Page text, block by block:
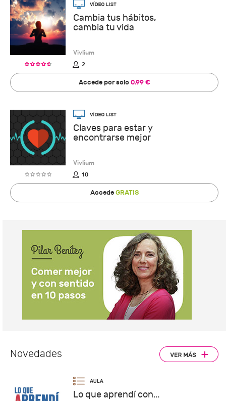
Cambia tus hábitos,
cambia tu vida
Vivlium
2
Accede por solo0.99 €
Claves para estar y
encontrarse mejor
Vivlium
10
AccedeGRATIS
Novedades
Lo que aprendí con...